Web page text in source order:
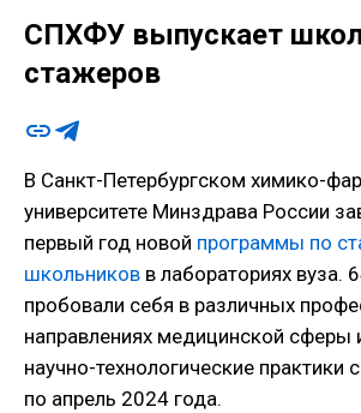
СПХФУ выпускает
стажеров
В Санкт-Петербургском химико-
университете Минздрава России
первый год новой программы по
школьников в лабораториях вуза.
пробовали себя в различных
направлениях медицинской сферы
научно-технологические практики
по апрель 2024 года.